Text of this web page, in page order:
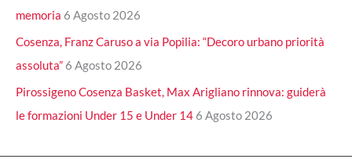
memoria 6 Agosto 2026
Cosenza, Franz Caruso a via Popilia: “Decoro urbano priorità
assoluta” 6 Agosto 2026
Pirossigeno Cosenza Basket, Max Arigliano rinnova: guiderà
le formazioni Under 15 e Under 14 6 Agosto 2026